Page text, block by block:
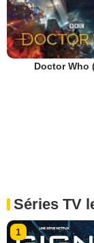
Doctor Who
Séries TV
1